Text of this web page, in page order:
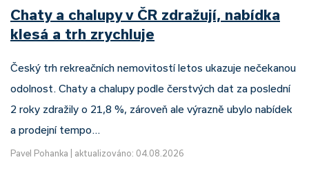
Chaty a chalupy v ČR zdražují, nabídka
klesá a trh zrychluje
Český trh rekreačních nemovitostí letos ukazuje nečekanou
odolnost. Chaty a chalupy podle čerstvých dat za poslední
2 roky zdražily o 21,8 %, zároveň ale výrazně ubylo nabídek
a prodejní tempo…
Pavel Pohanka aktualizováno: 04.08.2026